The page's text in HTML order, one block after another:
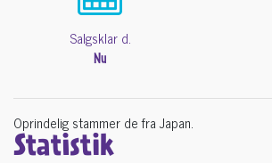
Salgsklar d.
Nu
Oprindelig stammer de fra Japan.
Statistik